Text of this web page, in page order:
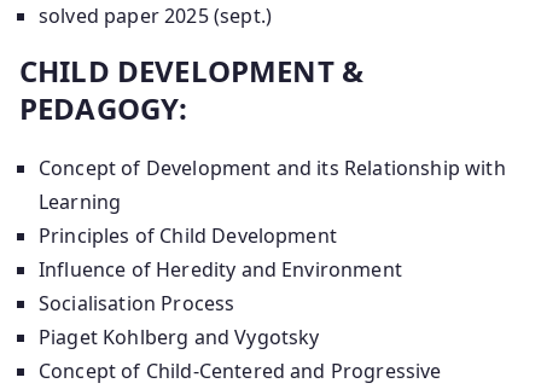
solved paper 2025 (sept.)
CHILD DEVELOPMENT &
PEDAGOGY:
Concept of Development and its Relationship with
Learning
Principles of Child Development
Influence of Heredity and Environment
Socialisation Process
Piaget Kohlberg and Vygotsky
Concept of Child-Centered and Progressive